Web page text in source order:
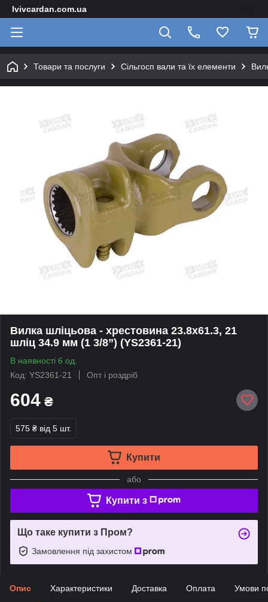
lvivcardan.com.ua
Товари та послуги Сільгосп вали та їх елементи
Вилка шліцьова - хрестовина 23.8х61.3, 21
шліц 34.9 мм (1 3/8”) (YS2361-21)
В наявності 6 од.
Код: YS2361-21
Опт і роздріб
604 ₴
575 ₴ від 5 шт.
Купити
або
Купити з
Що таке купити з Пром?
Замовлення під захистом
Опис Характеристики Доставка Оплата Умови